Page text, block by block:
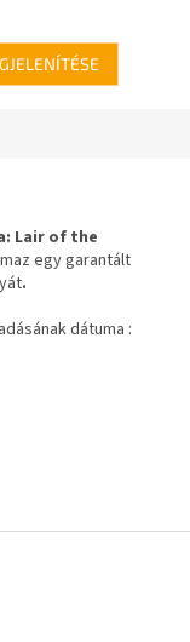
Lair of the
egy garantált
.
dátuma :